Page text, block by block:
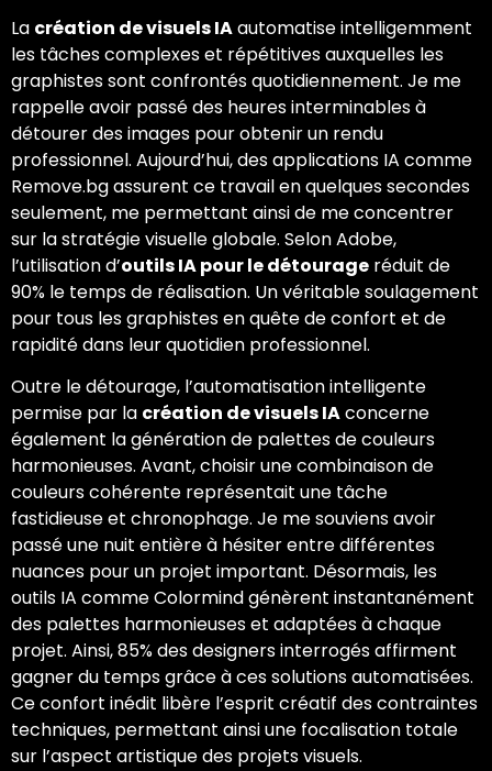
La création de visuels IAautomatise intelligemment
les tâches complexes et répétitives auxquelles les
graphistes sont confrontés quotidiennement. Je me
rappelle avoir passé des heures interminables à
détourer des images pour obtenir un rendu
professionnel. Aujourd’hui, des applications IA comme
Remove.bg assurent ce travail en quelques secondes
seulement, me permettant ainsi de me concentrer
sur la stratégie visuelle globale. Selon Adobe,
l’utilisation d’outils IA pour le détourage réduit de
90% le temps de réalisation. Un véritable soulagement
pour tous les graphistes en quête de confort et de
rapidité dans leur quotidien professionnel.
Outre le détourage, l’automatisation intelligente
permise par la création de visuels IAconcerne
également la génération de palettes de couleurs
harmonieuses. Avant, choisir une combinaison de
couleurs cohérente représentait une tâche
fastidieuse et chronophage. Je me souviens avoir
passé une nuit entière à hésiter entre différentes
nuances pour un projet important. Désormais, les
outils IA comme Colormind génèrent instantanément
des palettes harmonieuses et adaptées à chaque
projet. Ainsi, 85% des designers interrogés affirment
gagner du temps grâce à ces solutions automatisées.
Ce confort inédit libère l’esprit créatif des contraintes
techniques, permettant ainsi une focalisation totale
sur l’aspect artistique des projets visuels.